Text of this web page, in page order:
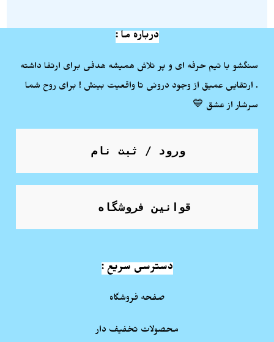
درباره ما :
سنگشو با تیم حرفه ای و پر تلاش همیشه هدفی برای ارتفا داشته
. ارتقایی عمیق از وجود درونی تا واقعیت بینش ! برای روح شما
سرشار از عشق 💙
ورود / ثبت نام
قوانین فروشگاه
دسترسی سریع :
صفحه فروشگاه
محصولات تخفیف دار